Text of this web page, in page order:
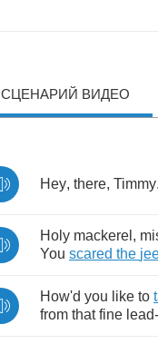
СЦЕНАРИЙ ВИДЕО
Hey, there, Timmy.
Holy mackerel ,
You scared the
How'd you like to
from that fine lead-